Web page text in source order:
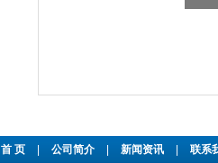
首 页 公司简介 新闻资讯 联系